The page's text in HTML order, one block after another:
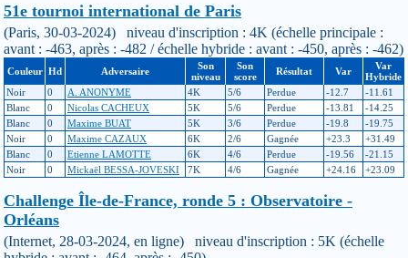
51e tournoi international de Paris
(Paris, 30-03-2024) niveau d'inscription : 4K (échelle principale :
avant : -463, après : -482 / échelle hybride : avant : -450, après : -462)
Couleur Hd Adversaire
Son
niveau
Son
score
Résultat Var
Var
Hybride
Noir
0 A. ANONYME 4K 5/6 Perdue -12.7
-11.61
Blanc
0 Nicolas CACHEUX 5K 5/6 Perdue -13.81
-14.25
Blanc
0 Maxime BUAT 5K 3/6 Perdue -19.8
-19.75
Noir
0 Maxime CAZAUX 6K 2/6 Gagnée +23.3
+31.49
Blanc
0 Etienne LAMOTTE 6K 4/6 Perdue -19.56
-21.15
Noir
0 Mickaël BESSA-JOVESKI 7K 4/6 Gagnée +24.16 +23.09
Challenge Île-de-France, ronde 5 : Observatoire -
Orléans
(Internet, 28-03-2024, en ligne) niveau d'inscription : 5K (échelle